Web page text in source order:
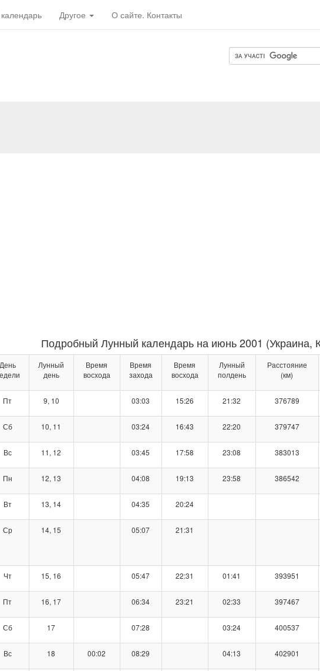
Другое О сайте. Контакты
Подробный Лунный календарь на июнь 2001 (Украина,
День
Лунный
день
Время
восхода
Время
захода
Время
восхода
Лунный
полдень
Расстояние
(км)
Пт 9, 10 03:03 15:26 21:32 376789
Сб 10, 11 03:24 16:43 22:20 379747
Вс 11, 12 03:45 17:58 23:08 383013
Пн 12, 13 04:08 19:13 23:58 386542
Вт 13, 14 04:35 20:24
Ср 14, 15 05:07 21:31
Чт 15, 16 05:47 22:31 01:41 393951
Пт 16, 17 06:34 23:21 02:33 397467
Сб 17 07:28 03:24 400537
Вс 18 00:02 08:29 04:13 402901